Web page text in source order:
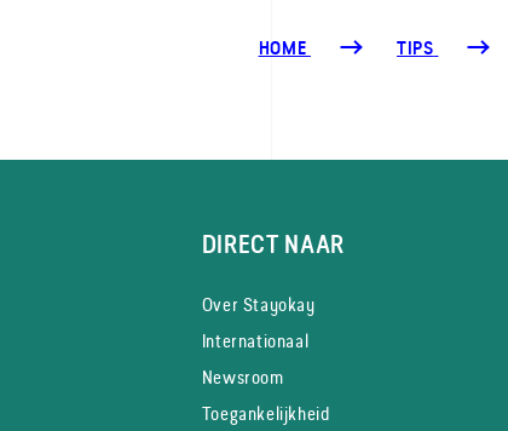
HOME TIPS
DIRECT NAAR
Over Stayokay
Internationaal
Newsroom
Toegankelijkheid